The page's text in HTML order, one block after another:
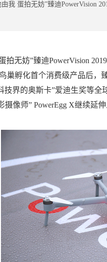
由我 蛋拍无妨”臻迪PowerVision
拍无妨”臻迪PowerVision
巢孵化首个消费级产品后，
技界的奥斯卡”爱迪生奖等
像师” PowerEgg X继续延伸